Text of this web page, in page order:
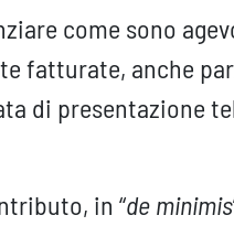
come sono
fatturate, anche
di presentazione
in “de minimis